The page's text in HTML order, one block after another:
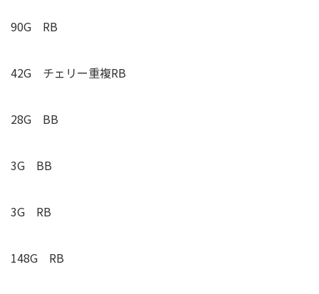
90G RB
42G チェリー重複RB
28G BB
3G BB
3G RB
148G RB